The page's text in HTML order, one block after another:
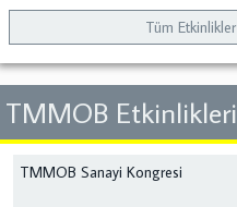
Tüm Etkinlikler
TMMOB Etkinlikleri
TMMOB Sanayi Kongresi